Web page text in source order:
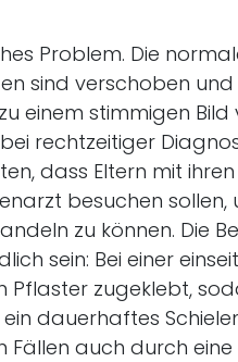
Problem. Die
sind verschoben und
einem stimmigen Bild
rechtzeitiger
dass Eltern mit
besuchen sollen,
zu können. Die
sein: Bei einer
zugeklebt,
dauerhaftes
Fällen auch durch